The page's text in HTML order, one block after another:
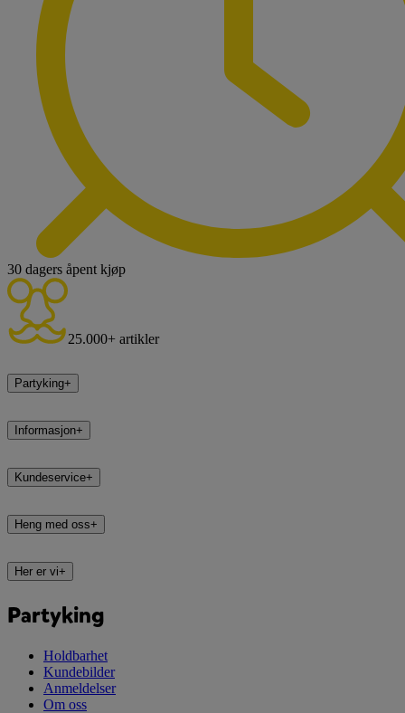
30 dagers åpent kjøp
25.000+ artikler
Partyking+
Informasjon+
Kundeservice+
Heng med oss+
Her er vi+
Partyking
Holdbarhet
Kundebilder
Anmeldelser
Om oss